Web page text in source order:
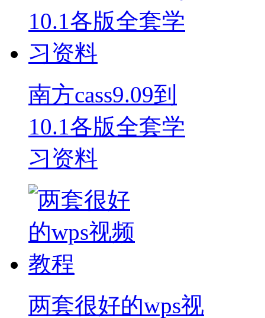
南方cass9.09到
10.1各版全套学
习资料
两套很好的wps视